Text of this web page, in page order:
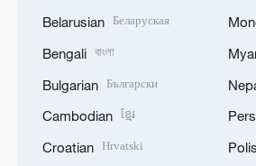
Belarusian Беларуская
Bengali বাংলা
Bulgarian Български
Cambodian ខ្មែរ
Croatian Hrvatski